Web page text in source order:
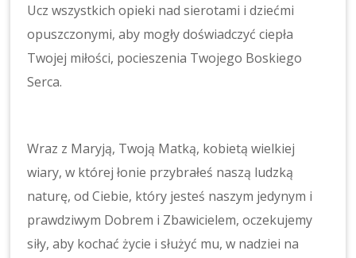
Ucz wszystkich opieki nad sierotami i dziećmi
opuszczonymi, aby mogły doświadczyć ciepła
Twojej miłości, pocieszenia Twojego Boskiego
Serca.
Wraz z Maryją, Twoją Matką, kobietą wielkiej
wiary, w której łonie przybrałeś naszą ludzką
naturę, od Ciebie, który jesteś naszym jedynym i
prawdziwym Dobrem i Zbawicielem, oczekujemy
siły, aby kochać życie i służyć mu, w nadziei na